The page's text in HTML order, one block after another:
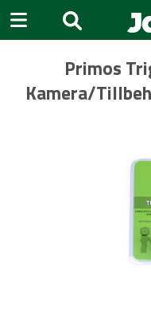
Primos
Kamera/